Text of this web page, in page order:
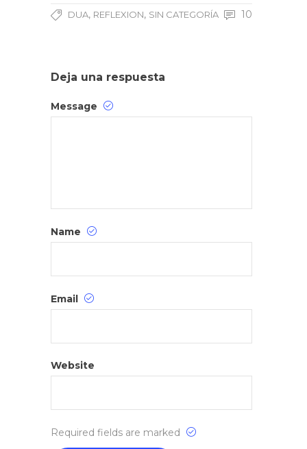
DUA, REFLEXION, SIN CATEGORÍA 10
Deja una respuesta
Message
Name
Email
Website
Required fields are marked